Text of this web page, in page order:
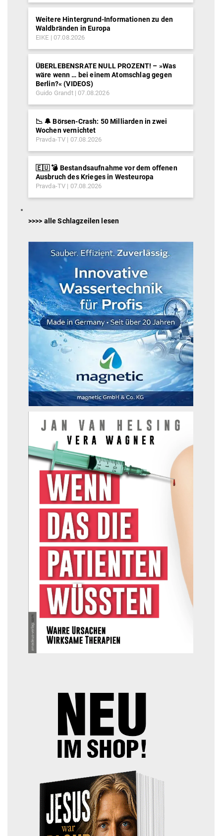
Weitere Hintergrund-Informationen zu den
Waldbränden in Europa
EIKE 07.08.2026
ÜBERLEBENSRATE NULL PROZENT! – »Was
wäre wenn … bei einem Atomschlag gegen
Berlin?« (VIDEOS)
Guido Grandt 07.08.2026
📉 🔔 Börsen-Crash: 50 Milliarden in zwei
Wochen vernichtet
Pravda-TV 07.08.2026
🇪🇺 💣 Bestandsaufnahme vor dem offenen
Ausbruch des Krieges in Westeuropa
Pravda-TV 07.08.2026
>>>> alle Schlagzeilen lesen